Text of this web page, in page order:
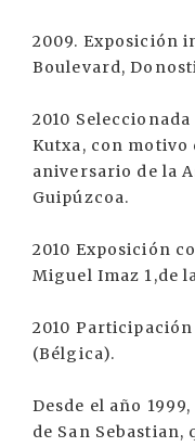
2009. Exposición
Boulevard,
2010
Kutxa, con motivo
aniversario de la
Guipúzcoa.
2010 Exposición
Miguel Imaz 1,de
2010
(Bélgica).
Desde el año
de San Sebastian,